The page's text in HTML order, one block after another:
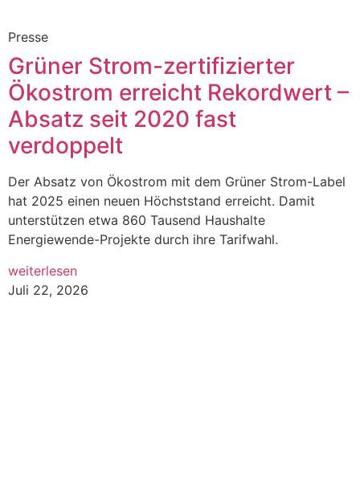
Presse
Grüner Strom-zertifizierter
Ökostrom erreicht Rekordwert –
Absatz seit 2020 fast
verdoppelt
Der Absatz von Ökostrom mit dem Grüner Strom-Label
hat 2025 einen neuen Höchststand erreicht. Damit
unterstützen etwa 860 Tausend Haushalte
Energiewende-Projekte durch ihre Tarifwahl.
weiterlesen
Juli 22, 2026